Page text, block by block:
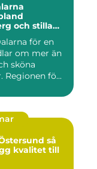
och stilla
för en
om mer än
sköna
Regionen fö...
så
kvalitet till